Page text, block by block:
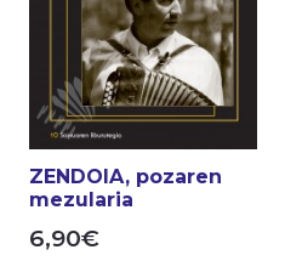
ZENDOIA, pozaren
mezularia
6,90€